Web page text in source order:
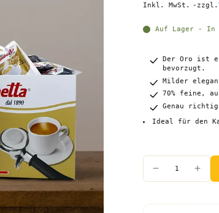
Inkl. MwSt. -zzgl.
Auf Lager - In
Der Oro ist
bevorzugt.
Milder
70% feine,
Genau
Ideal für den